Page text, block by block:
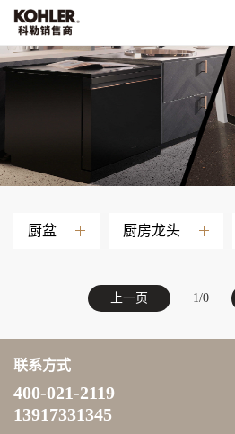
厨盆 厨房龙头
上一页 1/0
联系方式
400-021-2119
13917331345